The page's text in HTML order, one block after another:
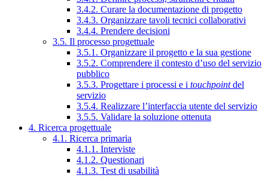
3.4.2. Curare la documentazione di progetto
3.4.3. Organizzare tavoli tecnici collaborativi
3.4.4. Prendere decisioni
3.5. Il processo progettuale
3.5.1. Organizzare il progetto e la sua gestione
3.5.2. Comprendere il contesto d’uso del servizio
pubblico
3.5.3. Progettare i processi e i touchpointdel
servizio
3.5.4. Realizzare l’interfaccia utente del servizio
3.5.5. Validare la soluzione ottenuta
4. Ricerca progettuale
4.1. Ricerca primaria
4.1.1. Interviste
4.1.2. Questionari
4.1.3. Test di usabilità